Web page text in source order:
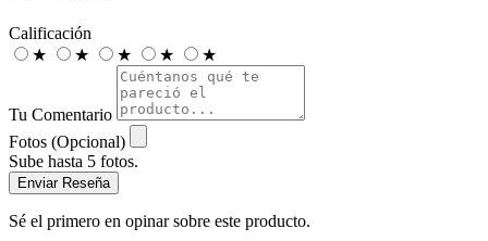
Calificación
★
★ ★ ★ ★
Tu Comentario
Fotos (Opcional)
Sube hasta 5 fotos.
Enviar Reseña
Sé el primero en opinar sobre este producto.